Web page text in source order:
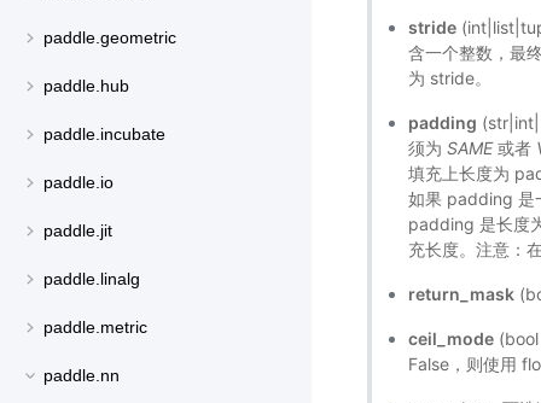
paddle.geometric
paddle.hub
paddle.incubate
paddle.io
paddle.jit
paddle.linalg
paddle.metric
paddle.nn
stride
含一个整数，最
为 stride。
padding
须为SAME或者
填充上长度为
如果 padding 是
padding 是长度
充长度。注意：
return_mask
ceil_mode
False，则使用